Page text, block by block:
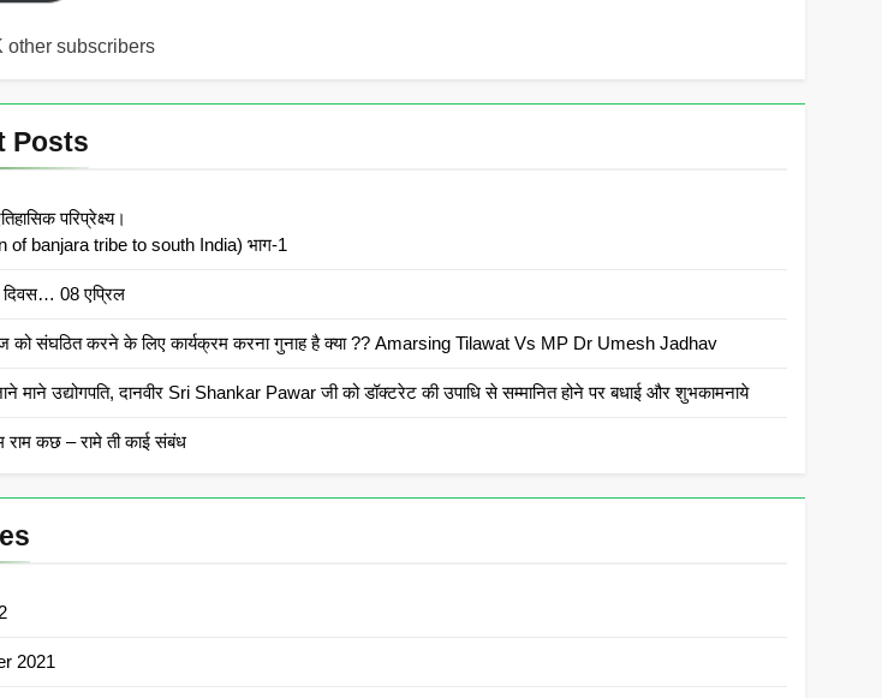
other subscribers
Posts
परिप्रेक्ष्य।
of banjara tribe to south India) भाग-1
दिवस… 08 एप्रिल
को संघठित करने के लिए कार्यक्रम करना गुनाह है क्या ?? Amarsing Tilawat Vs MP Dr Umesh Jadhav
माने उद्योगपति, दानवीर Sri Shankar Pawar जी को डॉक्टरेट की उपाधि से सम्मानित होने पर बधाई और शुभकामनाये
राम कछ – रामे ती काई संबंध
2021